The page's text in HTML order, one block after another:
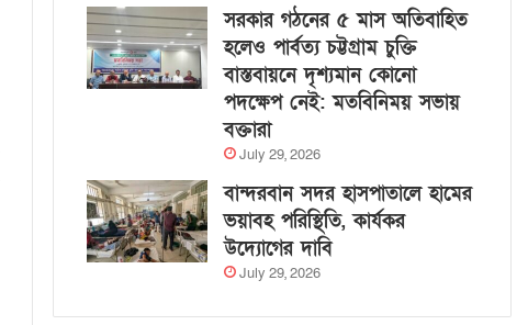
সরকার গঠনের ৫ মাস অতিবাহিত
হলেও পার্বত্য চট্টগ্রাম চুক্তি
বাস্তবায়নে দৃশ্যমান কোনো
পদক্ষেপ নেই: মতবিনিময় সভায়
বক্তারা
July 29, 2026
বান্দরবান সদর হাসপাতালে হামের
ভয়াবহ পরিস্থিতি, কার্যকর
উদ্যোগের দাবি
July 29, 2026